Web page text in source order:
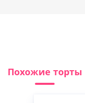
Похожие торты